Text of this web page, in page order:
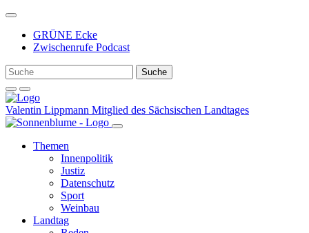
Weiter
Inhalt
GRÜNE Ecke
Zwischenrufe Podcast
Valentin Lippmann Mitglied des Sächsischen Landtages
Themen
Innenpolitik
Justiz
Datenschutz
Sport
Weinbau
Landtag